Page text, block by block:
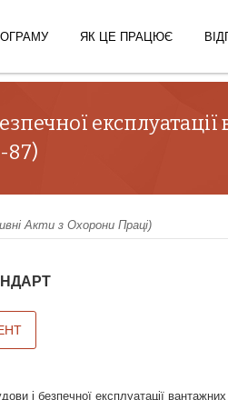
ЯК ЦЕ ПРАЦЮЄ
87)
Акти з Охорони Праці)
і безпечної експлуатації вантажних